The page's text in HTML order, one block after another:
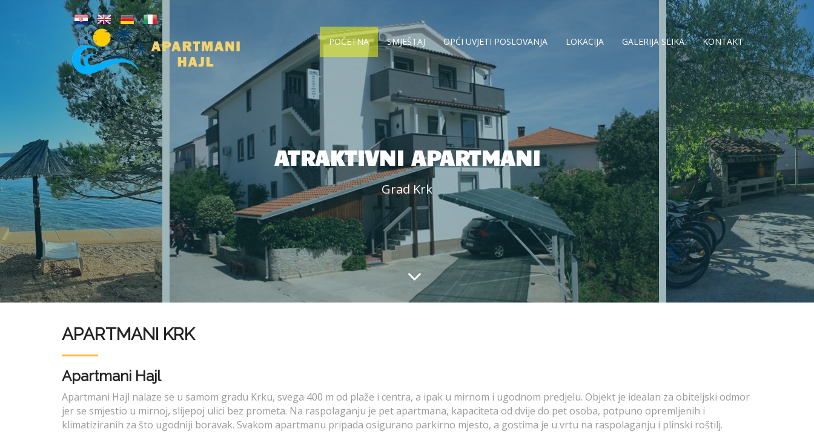
POČETNA SMJEŠTAJ OPĆI UVJETI POSLOVANJA LOKACIJA GALERIJA SLIKA KONTAKT
ATRAKTIVNI APARTMANI
Grad Krk
APARTMANI KRK
Apartmani Hajl
Apartmani Hajl nalaze se u samom gradu Krku, svega 400 m od plaže i centra, a ipak u mirnom i ugodnom predjelu. Objekt je idealan za obiteljski odmor
jer se smjestio u mirnoj, slijepoj ulici bez prometa. Na raspolaganju je pet apartmana, kapaciteta od dvije do pet osoba, potpuno opremljenih i
klimatiziranih za što ugodniji boravak. Svakom apartmanu pripada osigurano parkirno mjesto, a gostima je u vrtu na raspolaganju i plinski roštilj.